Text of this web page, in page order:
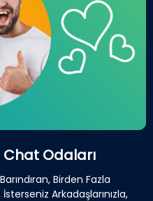
Odaları
Birden Fazla
Arkadaşlarınızla,